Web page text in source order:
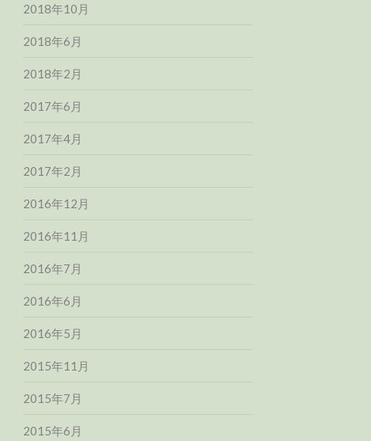
2018年10月
2018年6月
2018年2月
2017年6月
2017年4月
2017年2月
2016年12月
2016年11月
2016年7月
2016年6月
2016年5月
2015年11月
2015年7月
2015年6月